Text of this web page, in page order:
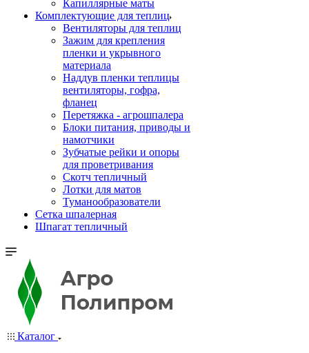
Капиллярные маты
Комплектующие для теплиц
Вентиляторы для теплиц
Зажим для крепления
пленки и укрывного
материала
Наддув пленки теплицы
вентиляторы, гофра,
фланец
Перетяжка - агрошпалера
Блоки питания, приводы и
намотчики
Зубчатые рейки и опоры
для проветривания
Скотч тепличный
Лотки для матов
Туманообразователи
Сетка шпалерная
Шпагат тепличный
Каталог